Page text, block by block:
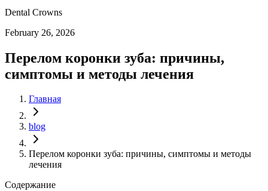
Dental Crowns
February 26, 2026
Перелом коронки зуба: причины,
симптомы и методы лечения
Главная
blog
Перелом коронки зуба: причины, симптомы и методы
лечения
Содержание